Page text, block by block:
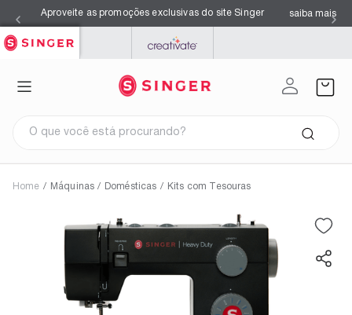
Aproveite as promoções exclusivas do site Singer saiba mais
MYSEWNET
Home / Máquinas / Domésticas / Kits com Tesouras
Termos mais buscados
facilita pro 4423
2º
overloque
agulhas
4
s0105
5
6
azul
7º
máquina costura singer
kits